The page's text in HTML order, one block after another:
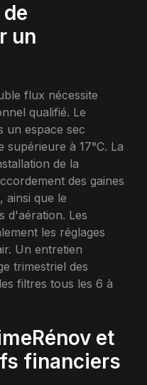
un
flux nécessite
qualifié. Le
un espace sec
à 17°C. La
de la
des gaines
ainsi que le
d'aération. Les
les réglages
Un entretien
trimestriel des
filtres tous les 6 à
et
financiers